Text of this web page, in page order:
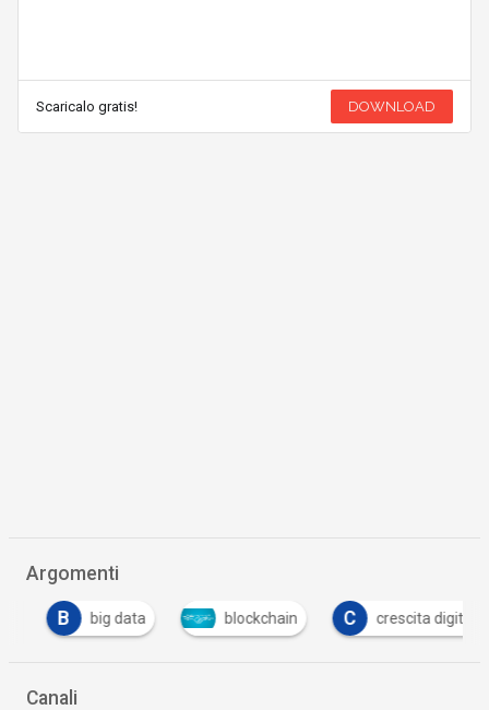
Scaricalo gratis! DOWNLOAD
Argomenti
B big data blockchain C crescita digitale
Canali